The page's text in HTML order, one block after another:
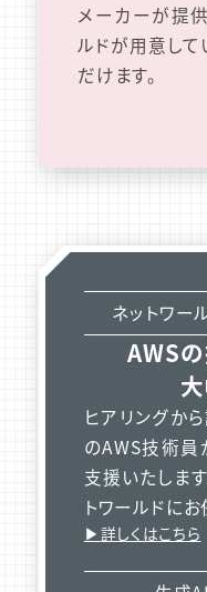
メーカーが提
ルドが用意し
だけます。
ネットワー
AWS
ヒアリングか
のAWS技術員
支援いたしま
トワールドに
詳しくはこちら